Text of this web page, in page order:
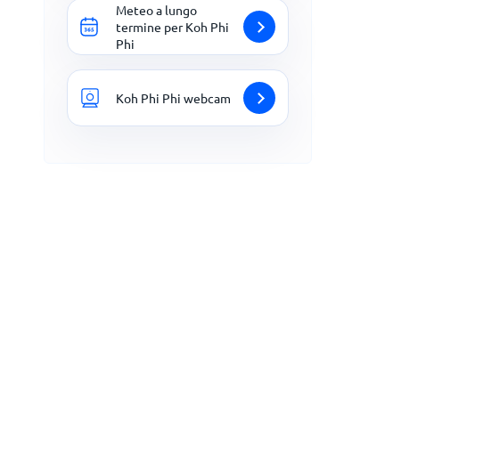
Meteo a lungo
termine per Koh Phi
Phi
Koh Phi Phi webcam